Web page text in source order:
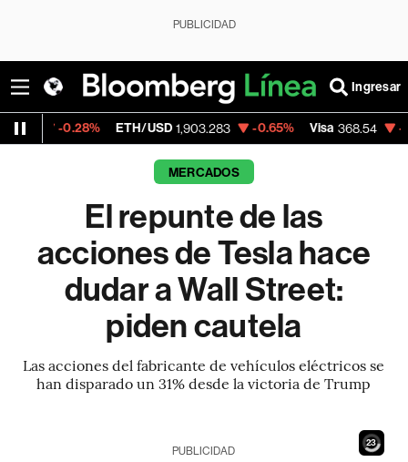
PUBLICIDAD
Ingresar
ETH/USD 1,903.283 -0.65% Visa 368.54 -0.28%
MERCADOS
El repunte de las
acciones de Tesla hace
dudar a Wall Street:
piden cautela
Las acciones del fabricante de vehículos eléctricos se
han disparado un 31% desde la victoria de Trump
21
PUBLICIDAD